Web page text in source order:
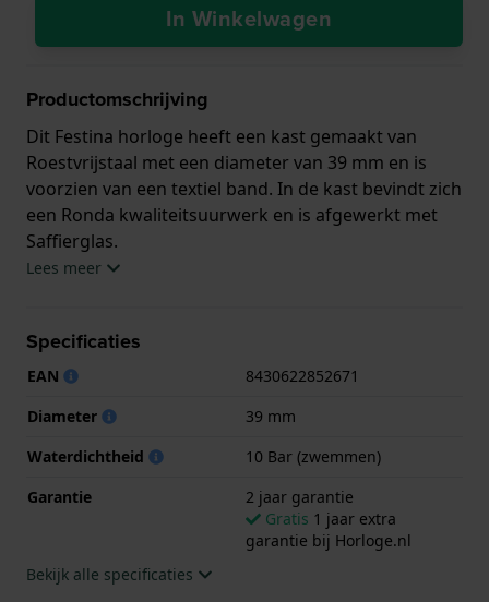
In Winkelwagen
Productomschrijving
Dit Festina horloge heeft een kast gemaakt van
Roestvrijstaal met een diameter van 39 mm en is
voorzien van een textiel band. In de kast bevindt zich
een Ronda kwaliteitsuurwerk en is afgewerkt met
Saffierglas.
horloge geleverd met 2 jaar garantie.
Lees meer
Specificaties
EAN
8430622852671
Diameter
39 mm
Waterdichtheid
10 Bar (zwemmen)
Garantie
2 jaar garantie
Gratis 1 jaar extra
garantie bij Horloge.nl
Bekijk alle specificaties